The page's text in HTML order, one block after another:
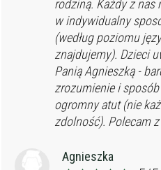
rodziną. Każdy z nas
w indywidualny
(według poziomu
znajdujemy). Dzieci
Panią Agnieszką -
zrozumienie i
ogromny atut (nie
zdolność). Polecam
Agnieszka